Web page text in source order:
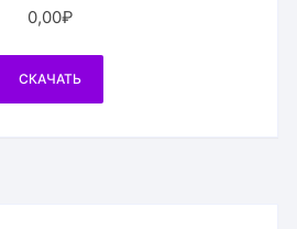
0,00₽
СКАЧАТЬ